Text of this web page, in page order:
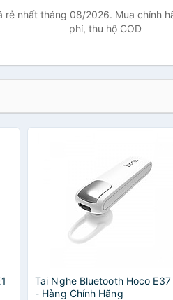
rẻ nhất tháng 08/2026. Mua chính
phí, thu hộ COD
Tai Nghe Bluetooth Hoco E37
- Hàng Chính Hãng